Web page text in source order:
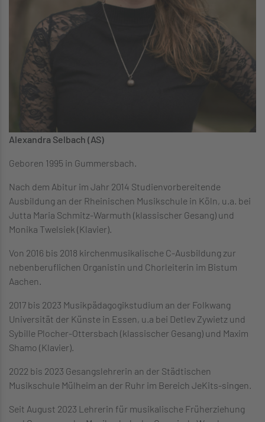
Alexandra Selbach (AS)
Geboren 1995 in Gummersbach.
Nach dem Abitur im Jahr 2014 Studienvorbereitende
Ausbildung an der Rheinischen Musikschule in Köln, u.a. bei
Jutta Maria Schmitz-Warmuth (klassischer Gesang) und
Monika Twelsiek (Klavier).
Von 2016 bis 2018 kirchenmusikalische C-Ausbildung zur
nebenberuflichen Organistin und Chorleiterin im Bistum
Aachen.
2017 bis 2023 Musikpädagogikstudium an der Folkwang
Universität der Künste in Essen, u.a bei Detlev Zywietz und
Sybille Plocher-Ottersbach (klassischer Gesang) und Maxim
Shamo (Klavier).
2022 bis 2023 Gesangslehrerin an der Städtischen
Musikschule Mülheim an der Ruhr im Bereich JeKits-singen.
Seit August 2023 Lehrerin für musikalische Früherziehung